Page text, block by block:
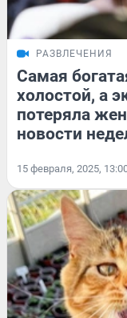
РАЗВЛЕЧЕНИЯ
Самая
холостой, а
потеряла
новости
15 февраля, 2025,